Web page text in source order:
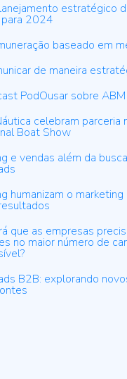
estratégico
2024
baseado em
de maneira
PodOusar sobre ABM
celebram parceria
Boat Show
e vendas além da
humanizam o
que as empresas
no maior número de
B2B: explorando